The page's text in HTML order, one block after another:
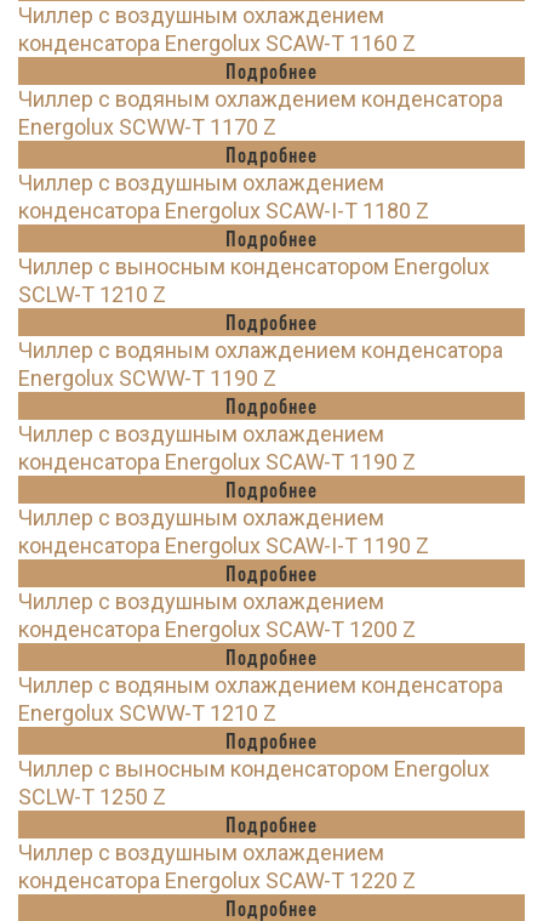
Чиллер с воздушным охлаждением
конденсатора Energolux SCAW-T 1160 Z
Подробнее
Чиллер с водяным охлаждением конденсатора
Energolux SCWW-T 1170 Z
Подробнее
Чиллер с воздушным охлаждением
конденсатора Energolux SCAW-I-T 1180 Z
Подробнее
Чиллер с выносным конденсатором Energolux
SCLW-T 1210 Z
Подробнее
Чиллер с водяным охлаждением конденсатора
Energolux SCWW-T 1190 Z
Подробнее
Чиллер с воздушным охлаждением
конденсатора Energolux SCAW-T 1190 Z
Подробнее
Чиллер с воздушным охлаждением
конденсатора Energolux SCAW-I-T 1190 Z
Подробнее
Чиллер с воздушным охлаждением
конденсатора Energolux SCAW-T 1200 Z
Подробнее
Чиллер с водяным охлаждением конденсатора
Energolux SCWW-T 1210 Z
Подробнее
Чиллер с выносным конденсатором Energolux
SCLW-T 1250 Z
Подробнее
Чиллер с воздушным охлаждением
конденсатора Energolux SCAW-T 1220 Z
Подробнее